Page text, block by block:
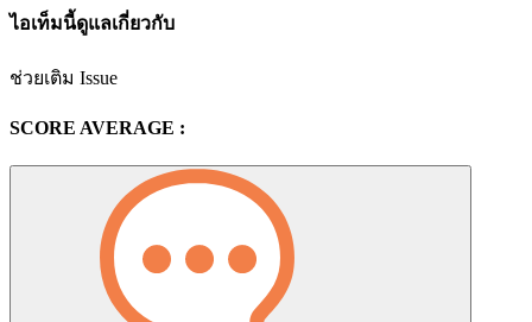
ไอเท็มนี้ดูแลเกี่ยวกับ
ช่วยเติม Issue
SCORE AVERAGE :